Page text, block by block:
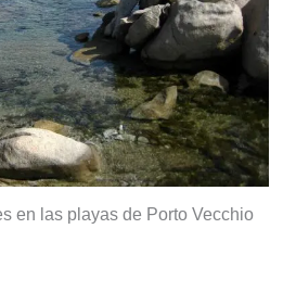
en las playas de Porto Vecchio